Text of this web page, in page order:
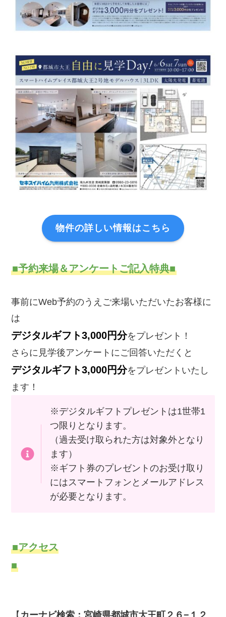
物件の詳しい情報はこちら
■予約来場＆アンケートご記入特典■
事前にWeb予約のうえご来場いただいたお客様に
は
デジタルギフト3,000円分をプレゼント！
さらに見学後アンケートにご回答いただくと
デジタルギフト3,000円分をプレゼントいたし
ます！
※デジタルギフトプレゼントは1世帯1
つ限りとなります。
（過去受け取られた方は対象外となり
ます）
※ギフト券のプレゼントのお受け取り
にはスマートフォンとメールアドレス
が必要となります。
■アクセス
■